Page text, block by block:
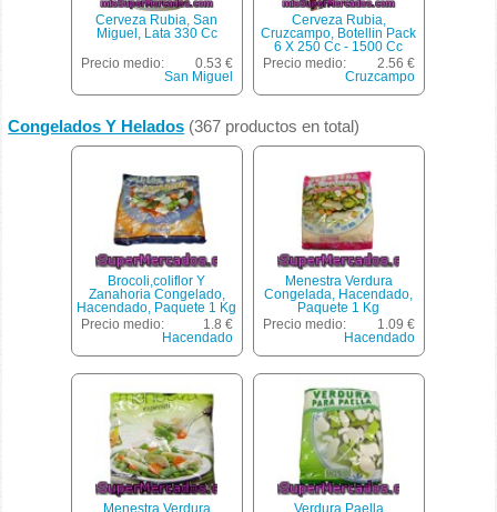
Cerveza Rubia, San
Miguel, Lata 330 Cc
Precio medio:
0.53 €
San Miguel
Cerveza Rubia,
Cruzcampo, Botellin Pack
6 X 250 Cc - 1500 Cc
Precio medio:
2.56 €
Cruzcampo
Congelados Y Helados (367 productos en total)
Brocoli,coliflor Y
Zanahoria Congelado,
Hacendado, Paquete 1 Kg
Precio medio:
1.8 €
Hacendado
Menestra Verdura
Congelada, Hacendado,
Paquete 1 Kg
Precio medio:
1.09 €
Hacendado
Menestra Verdura
Verdura Paella